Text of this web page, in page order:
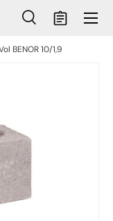
ZoekenMandje
Menu
BENOR 10/1,9